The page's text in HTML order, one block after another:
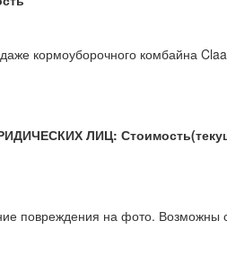
кормоуборочного комбайна
ЛИЦ:
повреждения на фото.